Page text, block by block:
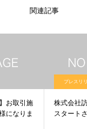
関連記事
お取引施
になりま
プレスリ
株式会社
スタート